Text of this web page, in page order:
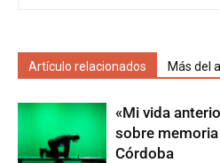
Artículo relacionados Más del
«Mi vida
sobre
Córdoba